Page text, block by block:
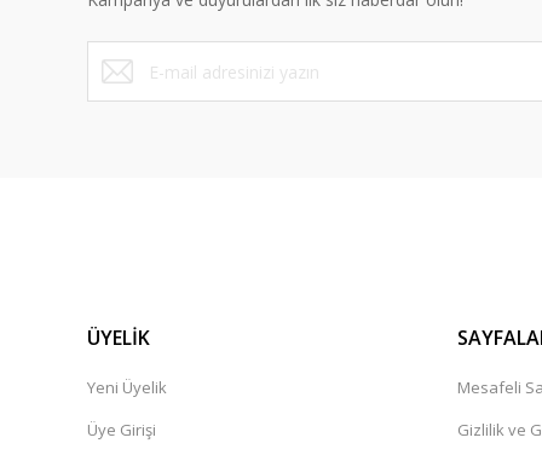
ÜYELİK
Yeni Üyelik
Üye Girişi
Mesafeli
Gizlilik ve